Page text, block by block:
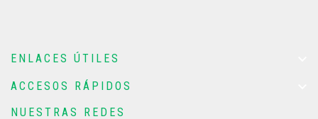
ENLACES ÚTILES
ACCESOS RÁPIDOS
NUESTRAS REDES